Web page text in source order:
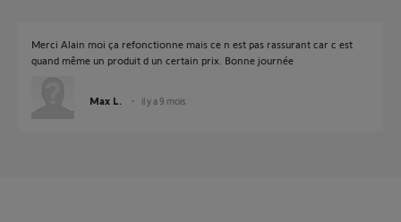
Merci Alain moi ça refonctionne mais ce n est pas rassurant car c est
quand même un produit d un certain prix. Bonne journée
Max L. il y a 9 mois